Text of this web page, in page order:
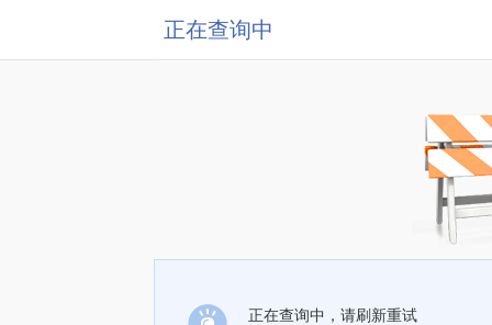
正在查询中
正在查询中，请刷新重试